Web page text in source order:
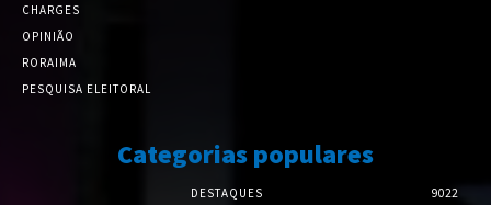
CHARGES
OPINIÃO
RORAIMA
PESQUISA ELEITORAL
Categorias populares
DESTAQUES 9022